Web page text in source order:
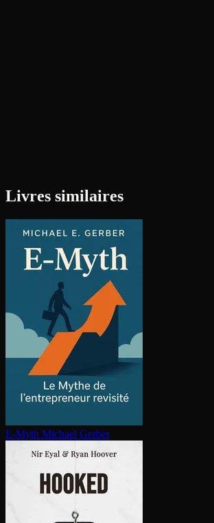
Livres similaires
E-Myth Michael Gerber